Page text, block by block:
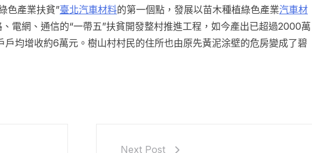
色產業扶貧”臺北汽車材料的第一個點，發展以苗木種植綠色產業汽車材
電網、通信的“一帶五”扶貧開發整村推進工程，如今產出已超過2000萬
均增收約6萬元。樹山村村民的住所也由原先黃泥涂壁的危房變成了碧
Next Post